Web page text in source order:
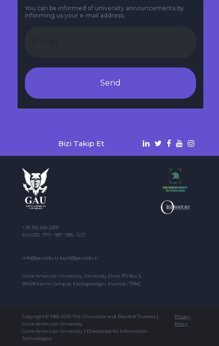
You can be informed of university announcements by
informing us your e-mail address.
Send
Bizi Takip Et
+ 90 392 650 2000
Ext:1205 - 1179 - 1187 - 1185 - 1221
info@gau.edu.tr kayit@gau.edu.tr
Girne American University, University Drive, PO Box 5,
99428 Karmi Campus, Karaoglanoglu, Kyrenia / TRNC
Copyright © 1985-2026 The Chancellor and Board of Trustees |
Girne American University
Girne American University | Directorate for Information
Technologies
Privacy
Policy